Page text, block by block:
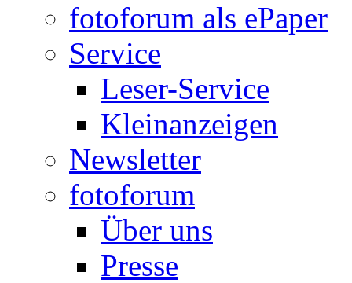
fotoforum als ePaper
Service
Leser-Service
Kleinanzeigen
Newsletter
fotoforum
Über uns
Presse